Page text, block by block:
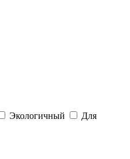
Экологичный
Для